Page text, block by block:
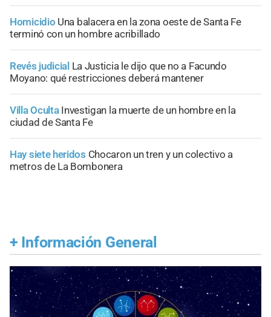
Homicidio Una balacera en la zona oeste de Santa Fe
terminó con un hombre acribillado
Revés judicial La Justicia le dijo que no a Facundo
Moyano: qué restricciones deberá mantener
Villa Oculta Investigan la muerte de un hombre en la
ciudad de Santa Fe
Hay siete heridos Chocaron un tren y un colectivo a
metros de La Bombonera
+ Información General